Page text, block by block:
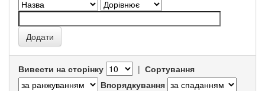
Вивести на сторінку | Сортування
Впорядкування